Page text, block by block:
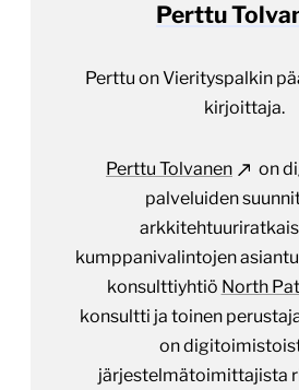
Perttu
Perttu on Vierityspalkin
kirjoittaja.
Perttu Tolvanen
on
palveluiden
kumppanivalintojen
konsulttiyhtiö North
konsultti ja toinen
on
järjestelmätoimittajista